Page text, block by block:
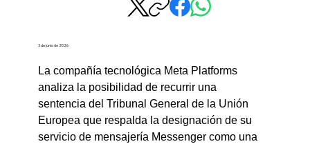
3 de junio de 2026
La compañía tecnológica Meta Platforms
analiza la posibilidad de recurrir una
sentencia del Tribunal General de la Unión
Europea que respalda la designación de su
servicio de mensajería Messenger como una